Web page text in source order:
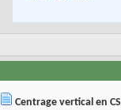
Centrage vertical en